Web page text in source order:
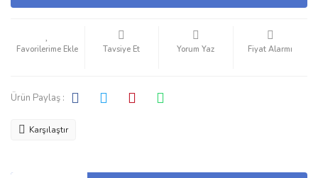
Tavsiye Et Yorum Yaz Fiyat Alarmı
Ürün Paylaş :
Karşılaştır